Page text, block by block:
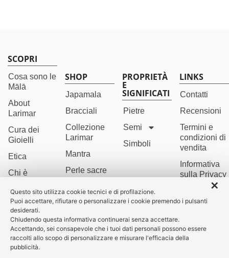
SCOPRI
Cosa sono le
Mālā
About
Larimar
Cura dei
Gioielli
Etica
Chi è
SHOP
Japamala
Bracciali
Collezione
Larimar
Mantra
Perle sacre
Last Call
PROPRIETÀ
E
SIGNIFICATI
Pietre
Semi
Simboli
LINKS
Contatti
Recensioni
Termini e
condizioni di
vendita
Informativa
sulla Privacy
Policy
✕
Questo sito utilizza cookie tecnici e di profilazione.
Puoi accettare, rifiutare o personalizzare i cookie premendo i pulsanti
desiderati.
Chiudendo questa informativa continuerai senza accettare.
Accettando, sei consapevole che i tuoi dati personali possono essere
raccolti allo scopo di personalizzare e misurare l'efficacia della
pubblicità.